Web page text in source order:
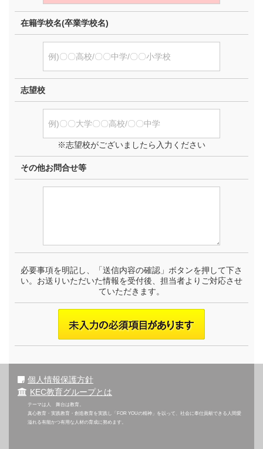
在籍学校名(卒業学校名)
志望校
※志望校がございましたら入力ください
その他お問合せ等
必要事項を明記し、「送信内容の確認」ボタンを押して下さ
い。お送りいただいた情報を受付後、担当者よりご対応させ
ていただきます。
個人情報保護方針
KEC教育グループとは
テーマは人 舞台は教育。
真心教育・実践教育・創造教育を実践し「FOR YOUの精神」を以って、社会に奉仕貢献できる人間愛
溢れる有能かつ有用な人材の育成に努めます。